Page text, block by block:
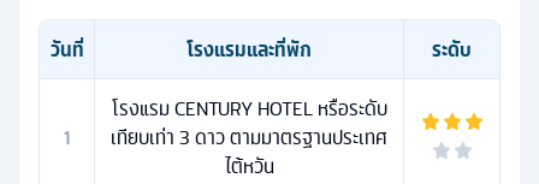
วันที่ โรงแรมและที่พัก ระดับ
1
โรงแรม CENTURY HOTEL หรือระดับ
เทียบเท่า 3 ดาว ตามมาตรฐานประเทศ
ไต้หวัน